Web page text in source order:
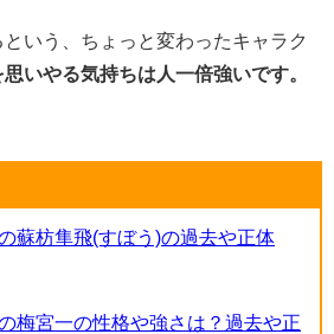
いう、ちょっと変わったキャラク
いやる気持ちは人一倍強いです。
蘇枋隼飛(すぼう)の過去や正体
梅宮一の性格や強さは？過去や正